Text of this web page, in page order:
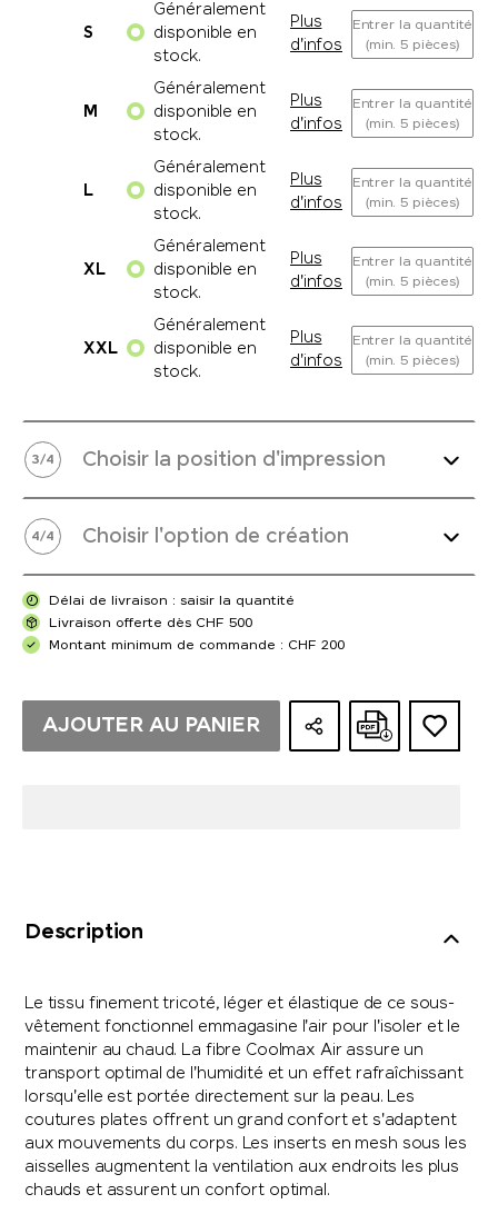
S
Généralement
disponible en
stock.
Plus
d'infos
Entrer la quantité
(min. 5 pièces)
M
Généralement
disponible en
stock.
Plus
d'infos
Entrer la quantité
(min. 5 pièces)
L
Généralement
disponible en
stock.
Plus
d'infos
Entrer la quantité
(min. 5 pièces)
XL
Généralement
disponible en
stock.
Plus
d'infos
Entrer la quantité
(min. 5 pièces)
XXL
Généralement
disponible en
stock.
Plus
d'infos
Entrer la quantité
(min. 5 pièces)
3/4 Choisir la position d'impression
4/4 Choisir l'option de création
Délai de livraison : saisir la quantité
Livraison offerte dès CHF 500
Montant minimum de commande : CHF 200
AJOUTER AU PANIER
Description
Le tissu finement tricoté, léger et élastique de ce sous-
vêtement fonctionnel emmagasine l'air pour l'isoler et le
maintenir au chaud. La fibre Coolmax Air assure un
transport optimal de l'humidité et un effet rafraîchissant
lorsqu'elle est portée directement sur la peau. Les
coutures plates offrent un grand confort et s'adaptent
aux mouvements du corps. Les inserts en mesh sous les
aisselles augmentent la ventilation aux endroits les plus
chauds et assurent un confort optimal.